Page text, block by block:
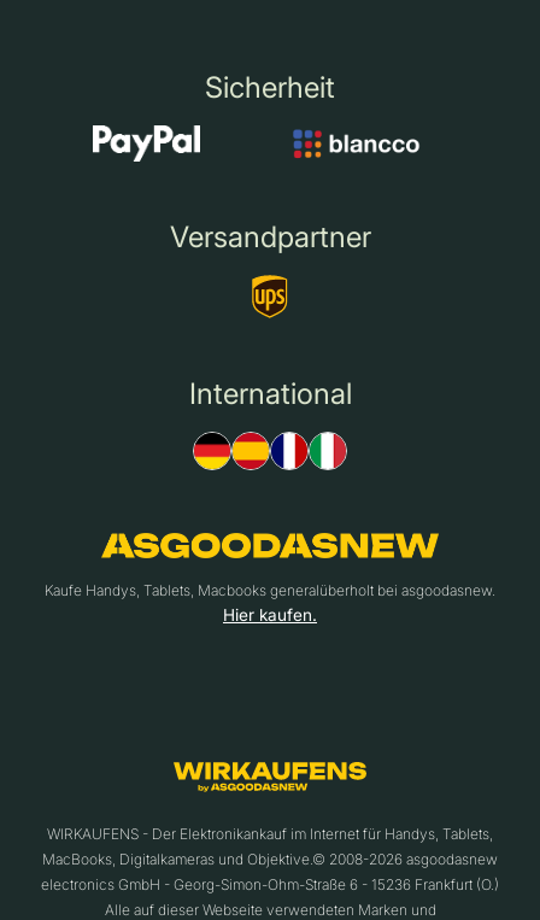
Sicherheit
Versandpartner
International
Kaufe Handys, Tablets, Macbooks generalüberholt bei asgoodasnew.
Hier kaufen.
WIRKAUFENS - Der Elektronikankauf im Internet für Handys, Tablets,
MacBooks, Digitalkameras und Objektive.© 2008-2026 asgoodasnew
electronics GmbH - Georg-Simon-Ohm-Straße 6 - 15236 Frankfurt (O.)
Alle auf dieser Webseite verwendeten Marken und